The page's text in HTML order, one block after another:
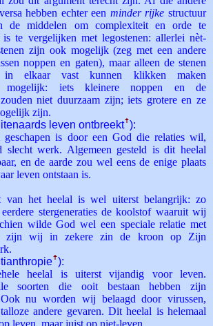
hebben echter een minder rijke structuur
de middelen om complexiteit en orde te
is te vergelijken met legostenen: allerlei nèt-
zijn ook mogelijk (zeg met een andere
noppen en gaten), maar alleen de stenen
elkaar vast kunnen klikken maken
mogelijk: iets kleinere noppen en de
niet duurzaam zijn; iets grotere en ze
zijn.
leven ontbreektꜛ):
is door een God die relaties wil,
slecht werk. Algemeen gesteld is dit heelal
en de aarde zou wel eens de enige plaats
leven ontstaan is.
van het heelal is wel uiterst belangrijk: zo
eerdere stergeneraties de koolstof waaruit wij
wilde God wel een speciale relatie met
zijn wij in zekere zin de kroon op Zijn
ꜛ):
heelal is uiterst vijandig voor leven.
soorten die ooit bestaan hebben zijn
Ook nu worden wij belaagd door virussen,
andere gevaren. Dit heelal is helemaal